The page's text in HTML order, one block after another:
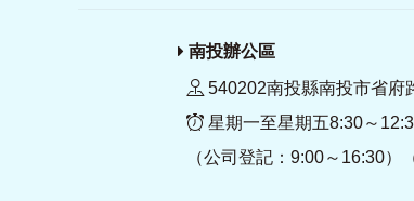
南投辦公區
540202南投縣南投市省府
星期一至星期五8:30～
（公司登記：9:00～16:30）